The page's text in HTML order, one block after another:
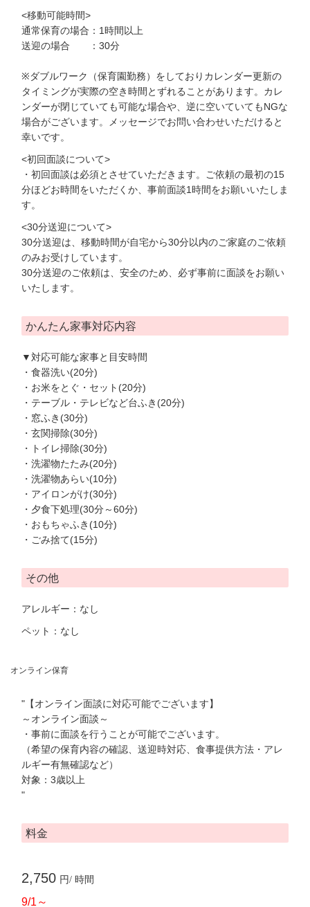
<移動可能時間>
通常保育の場合：1時間以上
送迎の場合 ：30分
※ダブルワーク（保育園勤務）をしておりカレンダー更新の
タイミングが実際の空き時間とずれることがあります。カレ
ンダーが閉じていても可能な場合や、逆に空いていてもNGな
場合がございます。メッセージでお問い合わせいただけると
幸いです。
<初回面談について>
・初回面談は必須とさせていただきます。ご依頼の最初の15
分ほどお時間をいただくか、事前面談1時間をお願いいたしま
す。
<30分送迎について>
30分送迎は、移動時間が自宅から30分以内のご家庭のご依頼
のみお受けしています。
30分送迎のご依頼は、安全のため、必ず事前に面談をお願い
いたします。
かんたん家事対応内容
▼対応可能な家事と目安時間
・食器洗い(20分)
・お米をとぐ・セット(20分)
・テーブル・テレビなど台ふき(20分)
・窓ふき(30分)
・玄関掃除(30分)
・トイレ掃除(30分)
・洗濯物たたみ(20分)
・洗濯物あらい(10分)
・アイロンがけ(30分)
・夕食下処理(30分～60分)
・おもちゃふき(10分)
・ごみ捨て(15分)
その他
アレルギー：なし
ペット：なし
オンライン保育
"【オンライン面談に対応可能でございます】
～オンライン面談～
・事前に面談を行うことが可能でございます。
（希望の保育内容の確認、送迎時対応、食事提供方法・アレ
ルギー有無確認など）
対象：3歳以上
"
料金
2,750 円/ 時間
9/1～